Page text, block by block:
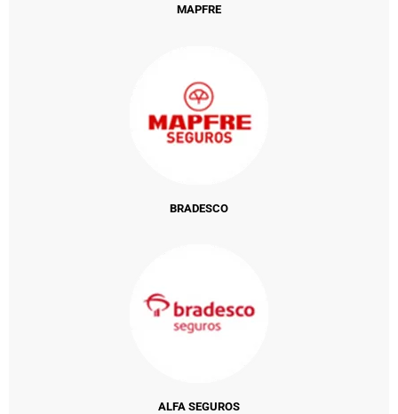
MAPFRE
BRADESCO
ALFA SEGUROS